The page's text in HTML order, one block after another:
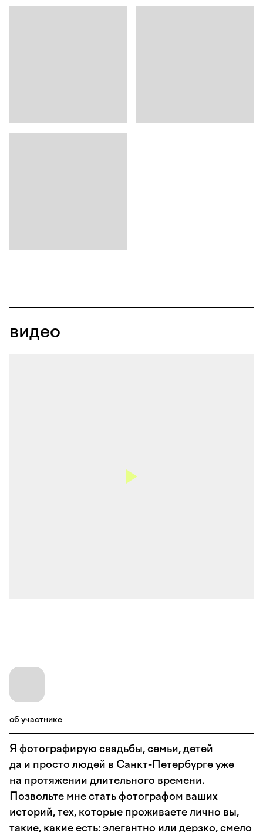
видео
об участнике
Я фотографирую свадьбы, семьи, детей
да и просто людей в Санкт-Петербурге уже
на протяжении длительного времени.
Позвольте мне стать фотографом ваших
историй, тех, которые проживаете лично вы,
такие, какие есть: элегантно или дерзко, смело